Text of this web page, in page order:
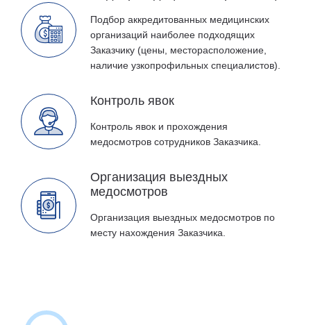
Подбор аккредитованных медицинских
организаций наиболее подходящих
Заказчику (цены, месторасположение,
наличие узкопрофильных специалистов).
Контроль явок
Контроль явок и прохождения
медосмотров сотрудников Заказчика.
Организация выездных
медосмотров
Организация выездных медосмотров по
месту нахождения Заказчика.